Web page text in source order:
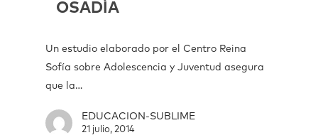
OSADÍA
Un estudio elaborado por el Centro Reina
Sofía sobre Adolescencia y Juventud asegura
que la…
EDUCACION-SUBLIME
21 julio, 2014